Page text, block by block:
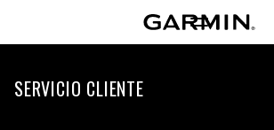
SERVICIO CLIENTE